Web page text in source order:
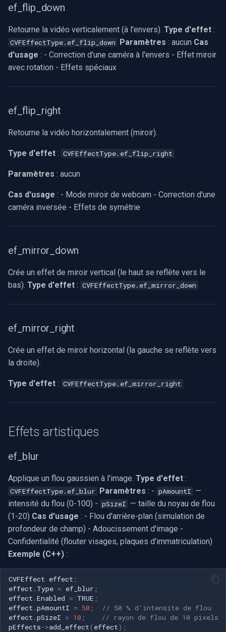
ef_flip_down
Retourne la vidéo verticalement (à l'envers). Type d'effet :
CVFEffectType.ef_flip_down Paramètres : aucun Cas
d'usage : - Correction d'une caméra à l'envers - Effet miroir
avec rotation - Effets spéciaux
ef_flip_right
Retourne la vidéo horizontalement (miroir).
Type d'effet : CVFEffectType.ef_flip_right
Paramètres : aucun
Cas d'usage : - Mode miroir de webcam - Correction d'une
caméra inversée - Effets de symétrie
ef_mirror_down
Crée un effet de miroir vertical (le haut se reflète vers le
bas). Type d'effet : CVFEffectType.ef_mirror_down
ef_mirror_right
Crée un effet de miroir horizontal (la gauche se reflète vers
la droite).
Type d'effet : CVFEffectType.ef_mirror_right
Effets artistiques
ef_blur
Applique un flou gaussien à l'image. Type d'effet :
CVFEffectType.ef_blur Paramètres : - pAmountI —
intensité du flou (0-100) - pSizeI — taille du noyau de flou
(1-20) Cas d'usage : - Flou d'arrière-plan (simulation de
profondeur de champ) - Adoucissement d'image -
Confidentialité (flouter visages, plaques d'immatriculation)
Exemple (C++) :
CVFEffect effect ;
effect . Type = ef_blur ;
effect .Enabled = TRUE ;
effect .pAmountI = 50 ;
// 50 % d'intensite de flou
effect .pSizeI = 10 ;
// rayon de flou de 10 pixels
pEffects->add_effect ( effect);